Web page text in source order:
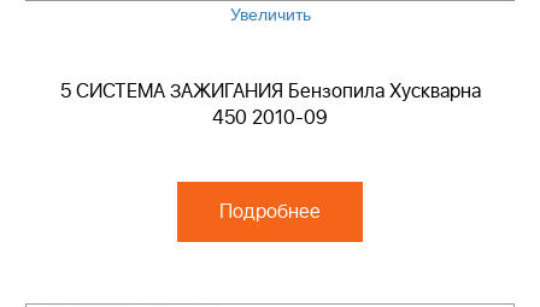
Увеличить
5 СИСТЕМА ЗАЖИГАНИЯ Бензопила Хускварна
450 2010-09
Подробнее